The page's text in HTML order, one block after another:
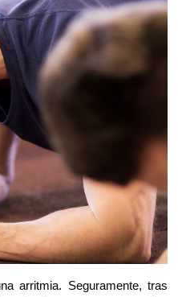
arritmia. Seguramente, tras